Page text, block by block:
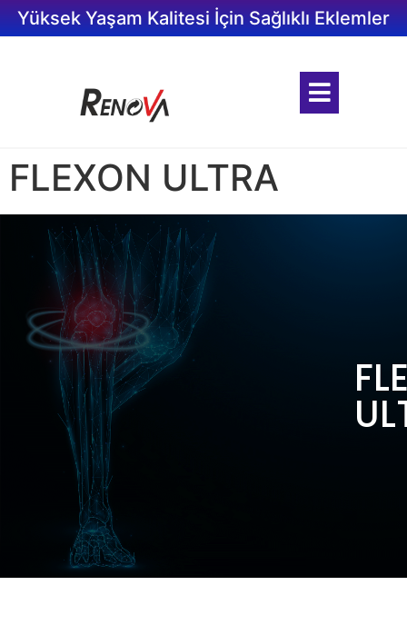
Yüksek Yaşam Kalitesi İçin Sağlıklı Eklemler
FLEXON ULTRA